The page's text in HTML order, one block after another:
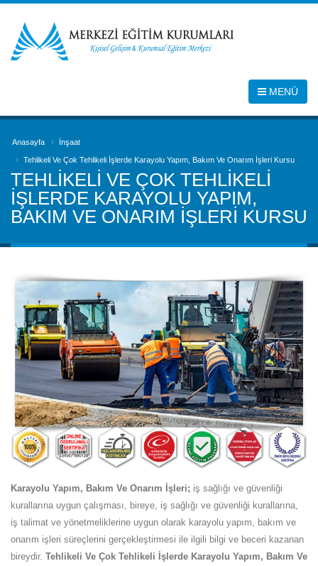
MENÜ
Anasayfa İnşaat
Tehlikeli Ve Çok Tehlikeli İşlerde Karayolu Yapım, Bakım Ve Onarım İşleri Kursu
TEHLIKELI VE ÇOK TEHLIKELI
İŞLERDE KARAYOLU YAPIM,
BAKIM VE ONARIM İŞLERI KURSU
Karayolu Yapım, Bakım Ve Onarım İşleri; iş sağlığı ve güvenliği
kurallarına uygun çalışması, bireye, iş sağlığı ve güvenliği kurallarına,
iş talimat ve yönetmeliklerine uygun olarak karayolu yapım, bakım ve
onarım işleri süreçlerini gerçekleştirmesi ile ilgili bilgi ve beceri kazanan
bireydir. Tehlikeli Ve Çok Tehlikeli İşlerde Karayolu Yapım, Bakım Ve